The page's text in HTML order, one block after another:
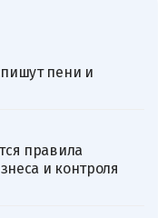
пени и
правила
и контроля